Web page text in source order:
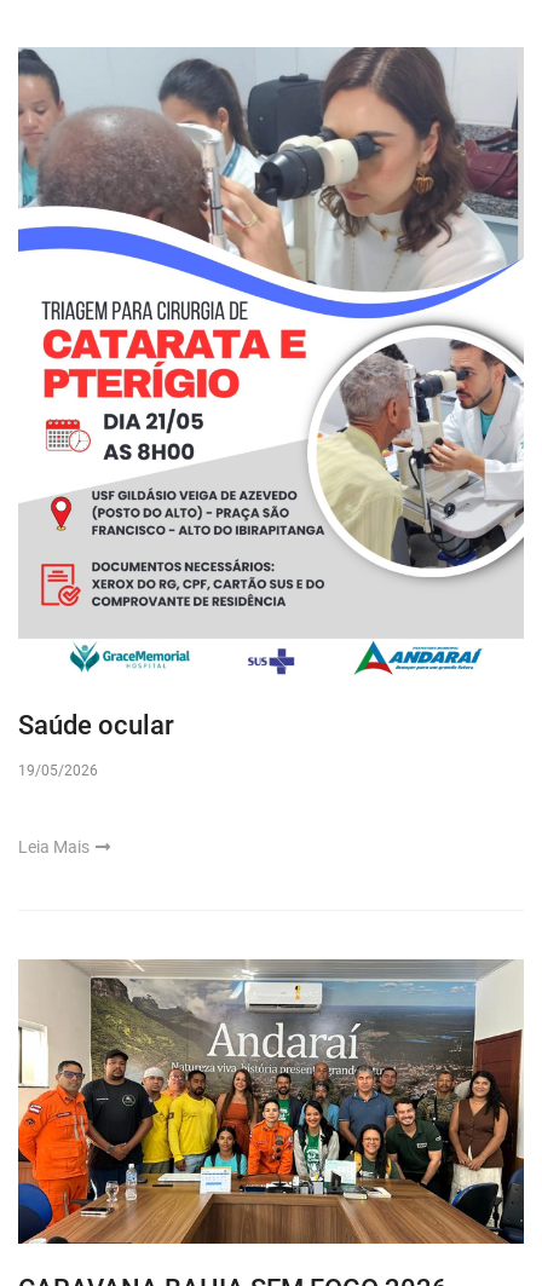
Saúde ocular
19/05/2026
Leia Mais